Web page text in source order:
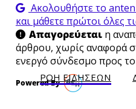
Ακολουθήστε το
και μάθετε πρώτοι όλες
Απαγορεύεταιη
άρθρου, χωρίς αναφορά
ενεργό σύνδεσμο προς
ΡΟΗ ΕΙΔΗΣΕΩΝ